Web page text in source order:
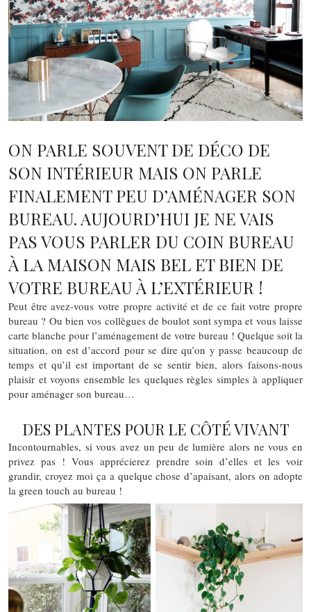
ON PARLE SOUVENT DE DÉCO DE
SON INTÉRIEUR MAIS ON PARLE
FINALEMENT PEU D’AMÉNAGER SON
BUREAU. AUJOURD’HUI JE NE VAIS
PAS VOUS PARLER DU COIN BUREAU
À LA MAISON MAIS BEL ET BIEN DE
VOTRE BUREAU À L’EXTÉRIEUR !
Peut être avez-vous votre propre activité et de ce fait votre propre
bureau ? Ou bien vos collègues de boulot sont sympa et vous laisse
carte blanche pour l’aménagement de votre bureau ! Quelque soit la
situation, on est d’accord pour se dire qu’on y passe beaucoup de
temps et qu’il est important de se sentir bien, alors faisons-nous
plaisir et voyons ensemble les quelques règles simples à appliquer
pour aménager son bureau…
DES PLANTES POUR LE CÔTÉ VIVANT
Incontournables, si vous avez un peu de lumière alors ne vous en
privez pas ! Vous apprécierez prendre soin d’elles et les voir
grandir, croyez moi ça a quelque chose d’apaisant, alors on adopte
la green touch au bureau !